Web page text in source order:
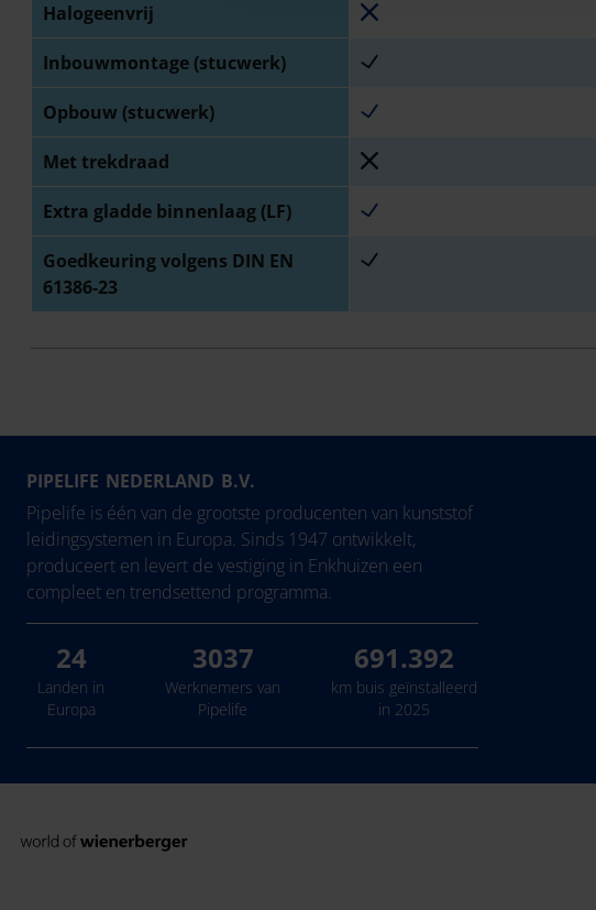
Halogeenvrij
Inbouwmontage (stucwerk)
Opbouw (stucwerk)
Met trekdraad
Extra gladde binnenlaag (LF)
Goedkeuring volgens DIN EN
61386-23
PIPELIFE NEDERLAND B.V.
Pipelife is één van de grootste producenten van kunststof
leidingsystemen in Europa. Sinds 1947 ontwikkelt,
produceert en levert de vestiging in Enkhuizen een
compleet en trendsettend programma.
24
Landen in
Europa
3037
Werknemers van
Pipelife
691.392
km buis geïnstalleerd
in 2025